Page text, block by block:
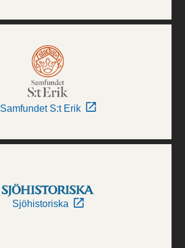
Samfundet S:t Erik
Sjöhistoriska